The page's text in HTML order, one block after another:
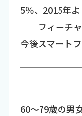
5％、2015年
フィーチャ
今後スマート
60～79歳の男